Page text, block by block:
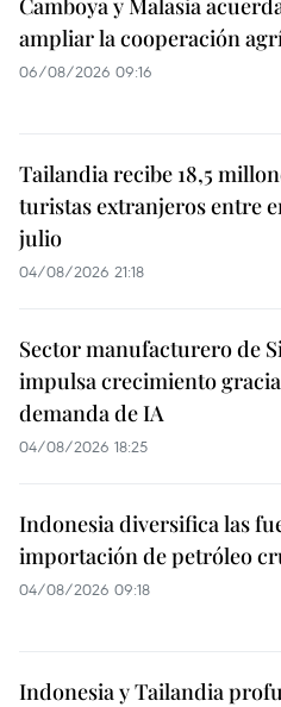
ampliar la cooperación
06/08/2026 09:16
Tailandia recibe 18,5
turistas extranjeros entre
julio
04/08/2026 21:18
Sector manufacturero de
impulsa crecimiento
demanda de IA
04/08/2026 18:25
Indonesia diversifica las
importación de petróleo
04/08/2026 09:18
Indonesia y Tailandia